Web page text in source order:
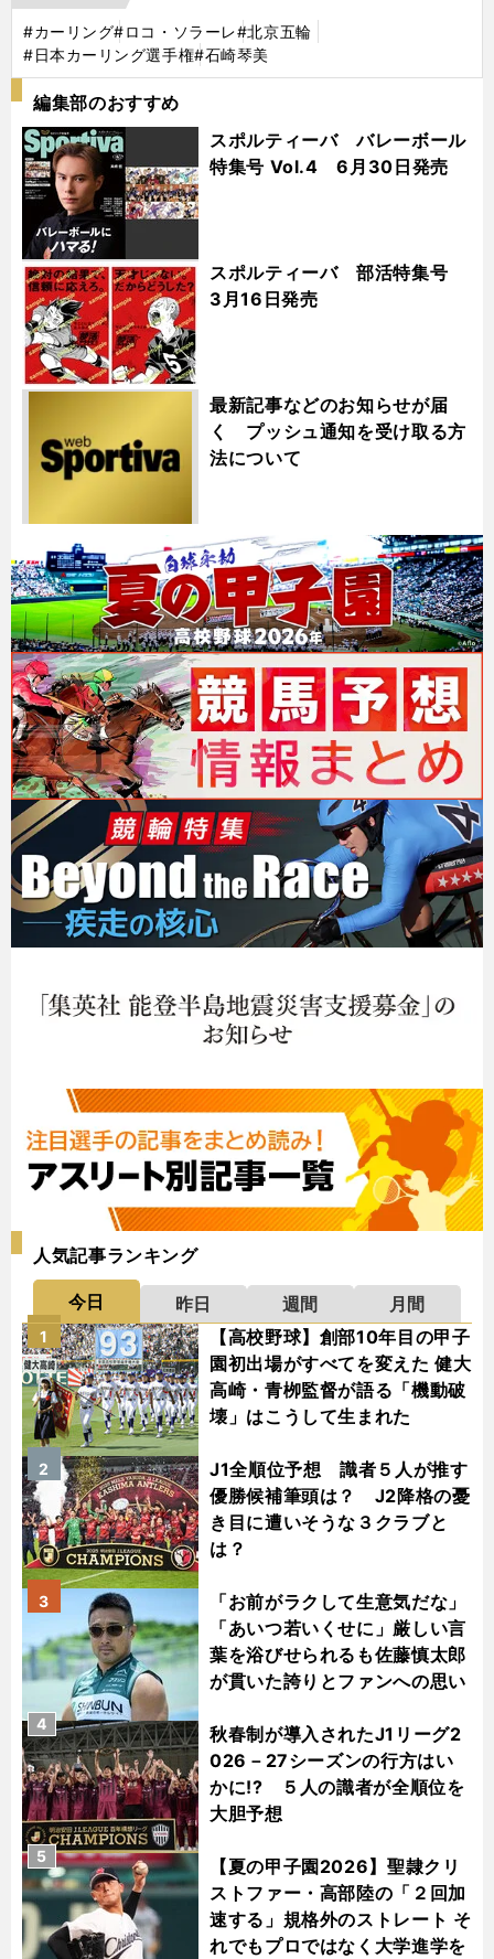
#カーリング#ロコ・ソラーレ#北京五輪
#日本カーリング選手権#石崎琴美
編集部のおすすめ
スポルティーバ バレーボール
特集号 Vol.4 6月30日発売
スポルティーバ 部活特集号
3月16日発売
最新記事などのお知らせが届
く プッシュ通知を受け取る方
法について
人気記事ランキング
今日 昨日 週間
月間
【高校野球】創部10年目の甲子
園初出場がすべてを変えた 健大
高崎・青栁監督が語る「機動破
壊」はこうして生まれた
1
J1全順位予想 識者５人が推す
優勝候補筆頭は？ J2降格の憂
き目に遭いそうな３クラブと
は？
2
「お前がラクして生意気だな」
「あいつ若いくせに」厳しい言
葉を浴びせられるも佐藤慎太郎
が貫いた誇りとファンへの思い
3
秋春制が導入されたJ1リーグ2
026－27シーズンの行方はい
かに!? ５人の識者が全順位を
大胆予想
4
【夏の甲子園2026】聖隷クリ
ストファー・高部陸の「２回加
速する」規格外のストレート そ
れでもプロではなく大学進学を
5